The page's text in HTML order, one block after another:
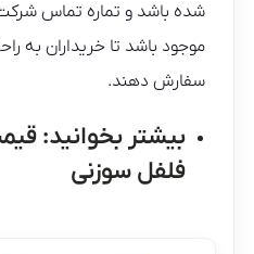
شده باشد و تماره تماس
موجود باشد تا خریداران به
سفارش دهند.
بیشتر بخوانید:
فلفل سوزنی